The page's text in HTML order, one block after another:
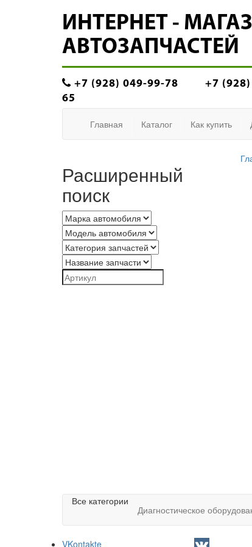
ИНТЕРНЕТ -
АВТОЗАПЧАСТЕЙ
+7 (928) 049-99-78
+7
65
Главная Каталог Как купить
Расширенный
поиск
Все категории
Диагностическое
VKontakte